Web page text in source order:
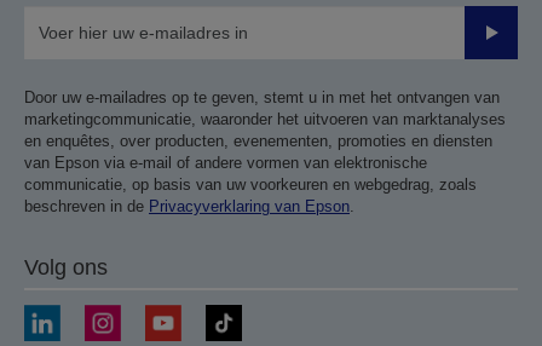
Door uw e-mailadres op te geven, stemt u in met het ontvangen van
marketingcommunicatie, waaronder het uitvoeren van marktanalyses
en enquêtes, over producten, evenementen, promoties en diensten
van Epson via e-mail of andere vormen van elektronische
communicatie, op basis van uw voorkeuren en webgedrag, zoals
beschreven in de Privacyverklaring van Epson.
Volg ons